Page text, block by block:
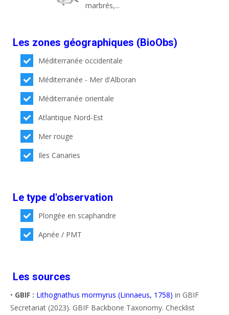
marbrés,...
Les zones géographiques (BioObs)
Méditerranée occidentale
Méditerranée - Mer d'Alboran
Méditerranée orientale
Atlantique Nord-Est
Mer rouge
Iles Canaries
Le type d'observation
Plongée en scaphandre
Apnée / PMT
Les sources
• GBIF : Lithognathus mormyrus (Linnaeus, 1758) in GBIF
Secretariat (2023). GBIF Backbone Taxonomy. Checklist